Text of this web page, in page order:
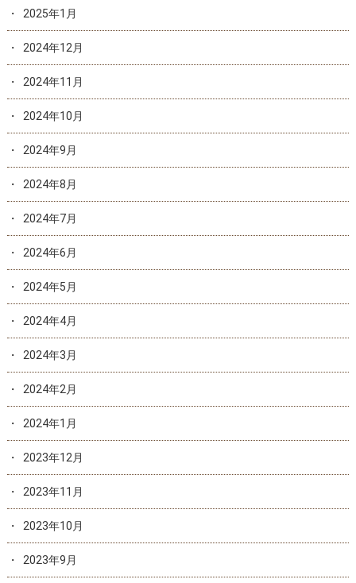
2025年1月
2024年12月
2024年11月
2024年10月
2024年9月
2024年8月
2024年7月
2024年6月
2024年5月
2024年4月
2024年3月
2024年2月
2024年1月
2023年12月
2023年11月
2023年10月
2023年9月